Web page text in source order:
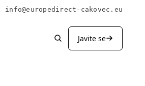
info@europedirect-cakovec.eu
Javite se